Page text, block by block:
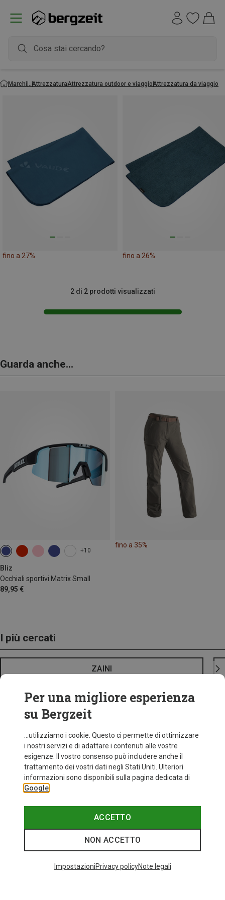
Marchi AttrezzaturaAttrezzatura outdoor e viaggioAttrezzatura da viaggio
fino a 27% fino a 26%
2 di 2 prodotti visualizzati
Guarda anche...
+10
Bliz
Occhiali sportivi Matrix Small
89,95 €
fino a 35%
I più cercati
ZAINI
Per una migliore esperienza
su Bergzeit
...utilizziamo i cookie. Questo ci permette di ottimizzare
i nostri servizi e di adattare i contenuti alle vostre
esigenze. Il vostro consenso può includere anche il
trattamento dei vostri dati negli Stati Uniti. Ulteriori
informazioni sono disponibili sulla pagina dedicata di
Google
ACCETTO
NON ACCETTO
ImpostazioniPrivacy policyNote legali